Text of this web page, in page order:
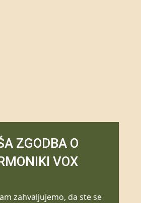
ZGODBA O
VOX
zahvaljujemo, da ste se